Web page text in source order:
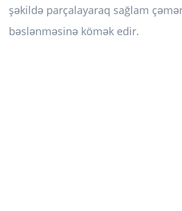
şəkildə parçalayaraq sağlam
bəslənməsinə kömək edir.